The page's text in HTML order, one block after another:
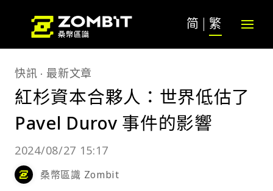
简 繁
快訊 最新文章
紅杉資本合夥人：世界低估了
Pavel Durov 事件的影響
2024/08/27 15:17
桑幣區識 Zombit